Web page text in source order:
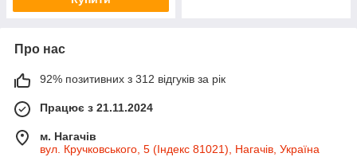
Про нас
92% позитивних з 312 відгуків за рік
Працює з 21.11.2024
м. Нагачів
вул. Кручковського, 5 (Індекс 81021), Нагачів, Україна